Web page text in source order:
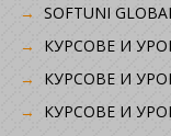
SOFTUNI
КУРСОВЕ И
КУРСОВЕ И
КУРСОВЕ И